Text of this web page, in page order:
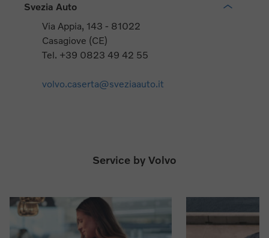
Svezia Auto
Via Appia, 143 - 81022
Casagiove (CE)
Tel. +39 0823 49 42 55
volvo.caserta@sveziaauto.it
Service by Volvo